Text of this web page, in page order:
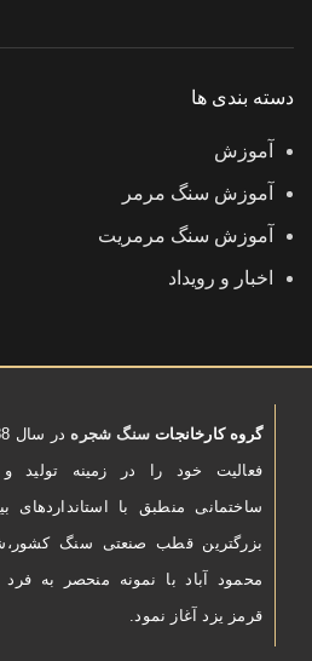
دسته بندی ها
آموزش
آموزش سنگ مرمر
آموزش سنگ مرمریت
اخبار و رویداد
گروه کارخانجاتسنگ شجره
فعالیت خود را در زمینه تولید
ساختمانی منطبق با استانداردهای
بزرگترین قطب صنعتی سنگ
محمود آباد با نمونه منحصر به
قرمز یزد آغاز نمود.